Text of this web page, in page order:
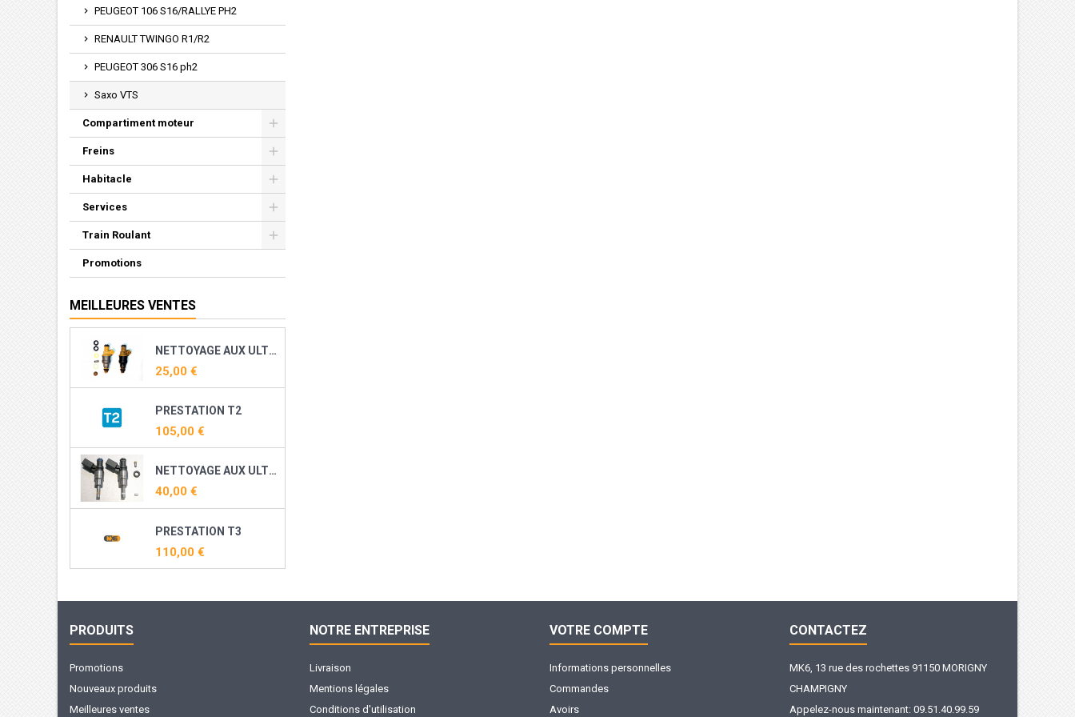
PEUGEOT 106 S16/RALLYE PH2
RENAULT TWINGO R1/R2
PEUGEOT 306 S16 ph2
Saxo VTS
Compartiment moteur
Freins
Habitacle
Services
Train Roulant
Promotions
MEILLEURES VENTES
NETTOYAGE AUX ULTRASONS ET RECONDITIONNEMENT DE VOS INJECTEURS ESSENCE
25,00 €
PRESTATION T2
105,00 €
NETTOYAGE AUX ULTRASONS ET RECONDITIONNEMENT DE VOS INJECTEURS DIRECT ESSENCE ( TFSI, TSI, THP, TCE ...)
40,00 €
PRESTATION T3
110,00 €
PRODUITS
Promotions
Nouveaux produits
Meilleures ventes
NOTRE ENTREPRISE
Livraison
Mentions légales
Conditions d'utilisation
VOTRE COMPTE
Informations personnelles
Commandes
Avoirs
CONTACTEZ
MK6, 13 rue des rochettes 91150 MORIGNY
CHAMPIGNY
Appelez-nous maintenant: 09.51.40.99.59